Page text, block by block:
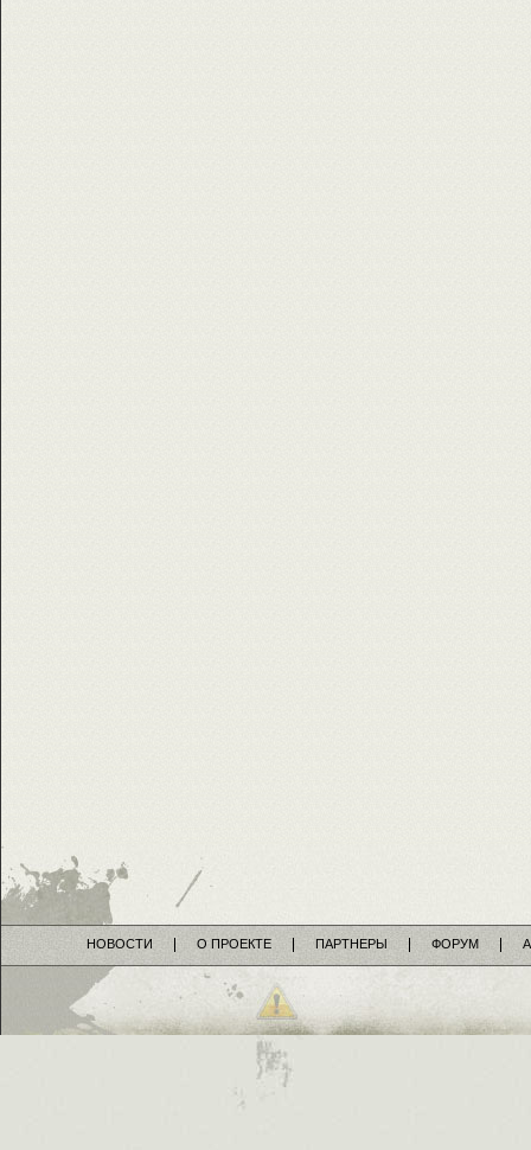
НОВОСТИ О ПРОЕКТЕ ПАРТНЕРЫ ФОРУМ